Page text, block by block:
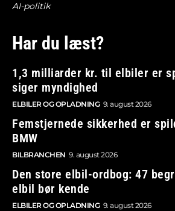
AI-politik
Har du læst?
1,3 milliarder kr. til elbiler er
siger myndighed
ELBILER OG OPLADNING 9. august 2026
Femstjernede sikkerhed er
BMW
BILBRANCHEN 9. august 2026
Den store elbil-ordbog: 47
elbil bør kende
ELBILER OG OPLADNING 9. august 2026